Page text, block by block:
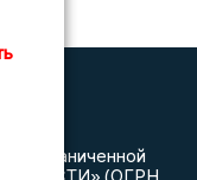
| СИ
с ограниченной